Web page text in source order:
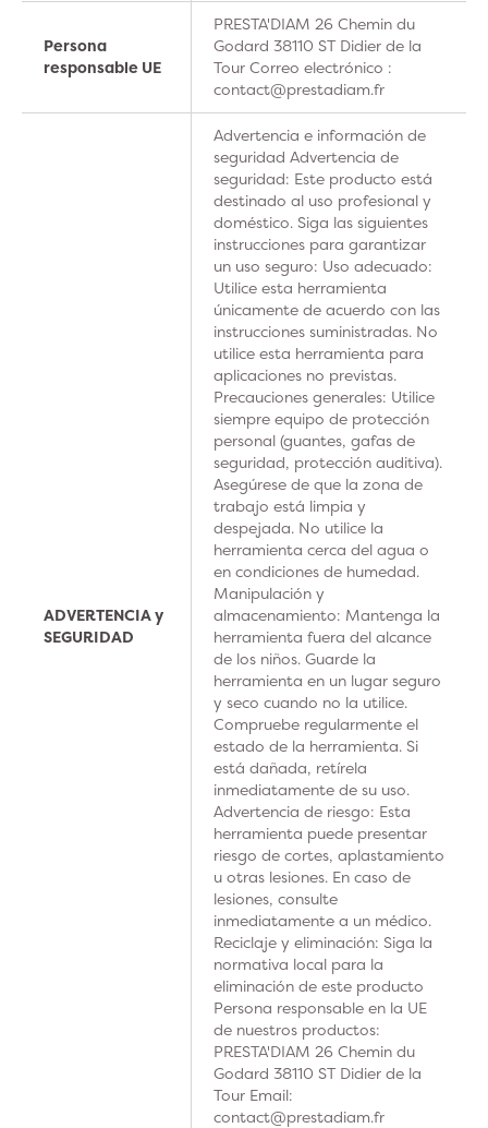
Persona
responsable UE
PRESTA'DIAM 26 Chemin du
Godard 38110 ST Didier de la
Tour Correo electrónico :
contact@prestadiam.fr
ADVERTENCIA y
SEGURIDAD
Advertencia e información de
seguridad Advertencia de
seguridad: Este producto está
destinado al uso profesional y
doméstico. Siga las siguientes
instrucciones para garantizar
un uso seguro: Uso adecuado:
Utilice esta herramienta
únicamente de acuerdo con las
instrucciones suministradas. No
utilice esta herramienta para
aplicaciones no previstas.
Precauciones generales: Utilice
siempre equipo de protección
personal (guantes, gafas de
seguridad, protección auditiva).
Asegúrese de que la zona de
trabajo está limpia y
despejada. No utilice la
herramienta cerca del agua o
en condiciones de humedad.
Manipulación y
almacenamiento: Mantenga la
herramienta fuera del alcance
de los niños. Guarde la
herramienta en un lugar seguro
y seco cuando no la utilice.
Compruebe regularmente el
estado de la herramienta. Si
está dañada, retírela
inmediatamente de su uso.
Advertencia de riesgo: Esta
herramienta puede presentar
riesgo de cortes, aplastamiento
u otras lesiones. En caso de
lesiones, consulte
inmediatamente a un médico.
Reciclaje y eliminación: Siga la
normativa local para la
eliminación de este producto
Persona responsable en la UE
de nuestros productos:
PRESTA'DIAM 26 Chemin du
Godard 38110 ST Didier de la
Tour Email:
contact@prestadiam.fr